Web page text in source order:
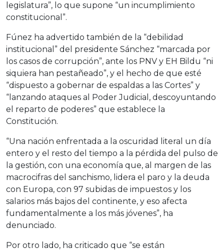
legislatura”, lo que supone “un incumplimiento
constitucional”.
Fúnez ha advertido también de la “debilidad
institucional” del presidente Sánchez “marcada por
los casos de corrupción”, ante los PNV y EH Bildu “ni
siquiera han pestañeado”, y el hecho de que esté
“dispuesto a gobernar de espaldas a las Cortes” y
“lanzando ataques al Poder Judicial, descoyuntando
el reparto de poderes” que establece la
Constitución.
“Una nación enfrentada a la oscuridad literal un día
entero y el resto del tiempo a la pérdida del pulso de
la gestión, con una economía que, al margen de las
macrocifras del sanchismo, lidera el paro y la deuda
con Europa, con 97 subidas de impuestos y los
salarios más bajos del continente, y eso afecta
fundamentalmente a los más jóvenes”, ha
denunciado.
Por otro lado, ha criticado que “se están